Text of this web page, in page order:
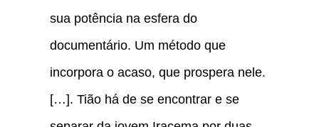
sua potência na esfera do
documentário. Um método que
incorpora o acaso, que prospera nele.
[…]. Tião há de se encontrar e se